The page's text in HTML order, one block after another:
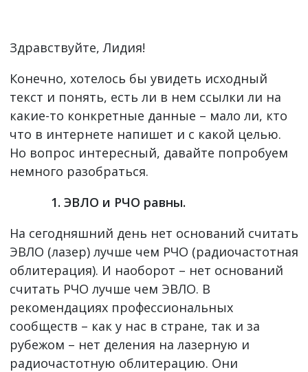
Здравствуйте, Лидия!
Конечно, хотелось бы увидеть исходный
текст и понять, есть ли в нем ссылки ли на
какие-то конкретные данные – мало ли, кто
что в интернете напишет и с какой целью.
Но вопрос интересный, давайте попробуем
немного разобраться.
1. ЭВЛО и РЧО равны.
На сегодняшний день нет оснований считать
ЭВЛО (лазер) лучше чем РЧО (радиочастотная
облитерация). И наоборот – нет оснований
считать РЧО лучше чем ЭВЛО. В
рекомендациях профессиональных
сообществ – как у нас в стране, так и за
рубежом – нет деления на лазерную и
радиочастотную облитерацию. Они